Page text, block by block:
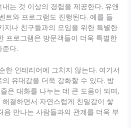
는 것 이상의 경험을 제공한다. 유앤
트와 프로그램도 진행된다. 예를 들
지나 친구들과의 모임을 위한 특별한
프로그램은 방문객들이 더욱 특별한
다.
한 인테리어에 그치지 않는다. 여기서
유대감을 더욱 강화할 수 있다. 방
은 대화를 나누는 데 큰 도움이 되며,
결하면서 자연스럽게 친밀감이 쌓
음 만나는 사람들과의 관계를 더욱 부